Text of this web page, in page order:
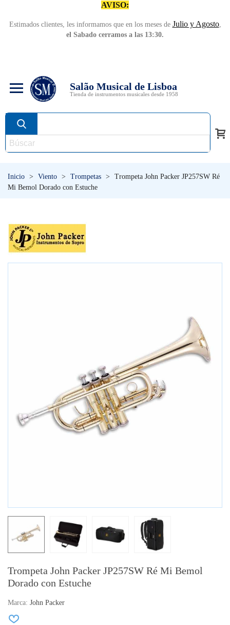
AVISO:
Estimados clientes, les informamos que en los meses de Julio y Agosto,
el Sabado cerramos a las 13:30.
Salão Musical de Lisboa
Tienda de instrumentos musicales desde 1958
Inicio > Viento > Trompetas >
Trompeta John Packer JP257SW Ré
Mi Bemol Dorado con Estuche
Trompeta John Packer JP257SW Ré Mi Bemol
Dorado con Estuche
Marca: John Packer